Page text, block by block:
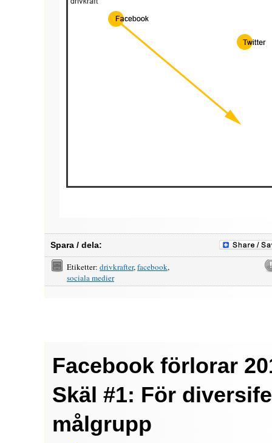
Spara / dela:
Etiketter: drivkrafter,facebook,
sociala medier
Facebook förlorar
Skäl #1: För
målgrupp